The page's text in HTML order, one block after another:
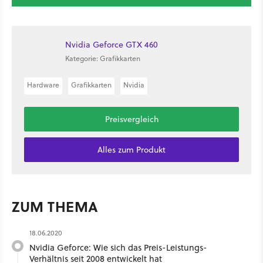
Nvidia Geforce GTX 460
Kategorie: Grafikkarten
Hardware Grafikkarten Nvidia
Preisvergleich
Alles zum Produkt
ZUM THEMA
18.06.2020
Nvidia Geforce: Wie sich das Preis-Leistungs-
Verhältnis seit 2008 entwickelt hat